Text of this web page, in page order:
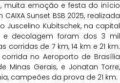
muita emoção e festa do início
Sunset BSB 2025, realizada
Juscelino Kubitschek, na capital
decolagem foram dos 3 mil
de 7 km, 14 km e 21 km.
no Aeroporto de Brasília
Minas Gerais, e Jonatan Torre,
campeões da prova de 21 km.